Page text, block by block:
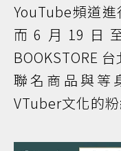
YouTube頻道
而6月19日
BOOKSTORE
聯名商品與等
VTuber文化的